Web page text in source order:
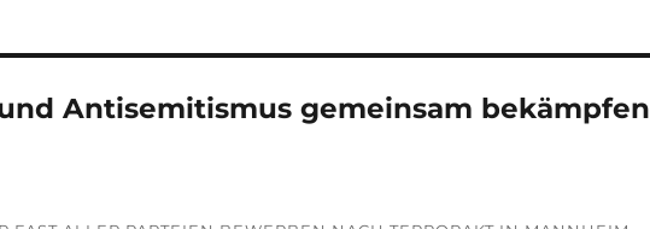
Antisemitismus gemeinsam bekämpfen